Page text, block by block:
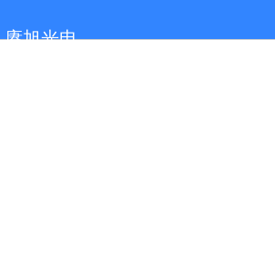
赓旭光电